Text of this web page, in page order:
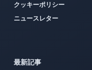
クッキーポリシー
ニュースレター
最新記事